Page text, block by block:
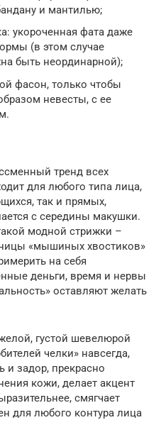
и мантилью;
укороченная фата даже
(в этом случае
быть неординарной);
фасон, только чтобы
невесты, с ее
тренд всех
для любого типа лица,
так и прямых,
с середины макушки.
модной стрижки –
«мышиных хвостиков»
на себя
деньги, время и нервы
оставляют желать
густой шевелюрой
челки» навсегда,
и задор, прекрасно
кожи, делает акцент
смягчает
для любого контура лица